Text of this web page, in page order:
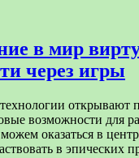
в мир
через игры
открывают
возможности для
оказаться в
в эпических